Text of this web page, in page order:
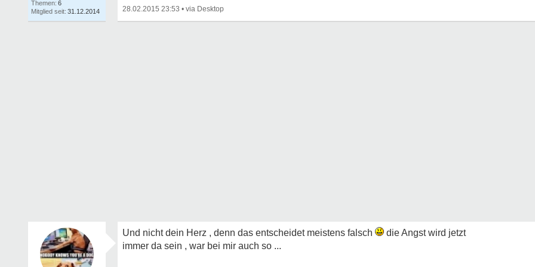
Themen: 6
Mitglied seit: 31.12.2014 28.02.2015 23:53 •
Und nicht dein Herz , denn das entscheidet meistens falsch
die Angst wird jetzt
immer da sein , war bei mir auch so ...